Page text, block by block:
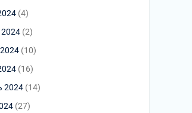
(4)
(2)
(10)
(16)
2024 (14)
(27)